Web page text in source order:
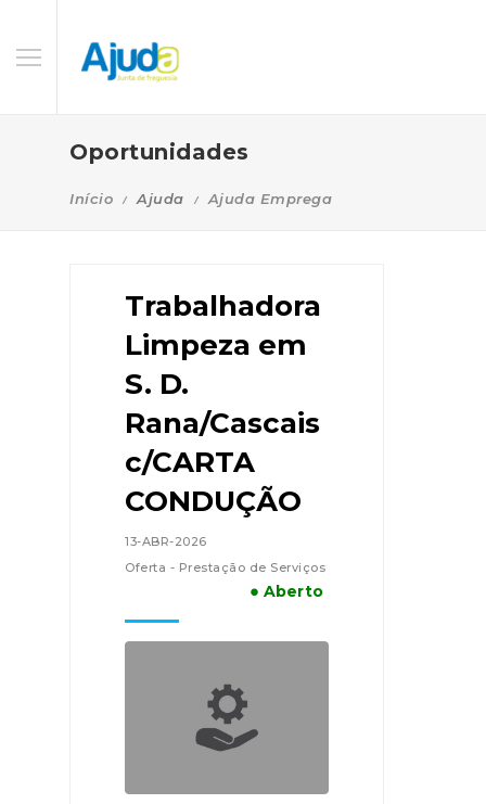
Oportunidades
Início Ajuda Ajuda Emprega
Trabalhadora
Limpeza em
S. D.
Rana/Cascais
c/CARTA
CONDUÇÃO
13-ABR-2026
Oferta - Prestação de Serviços
● Aberto